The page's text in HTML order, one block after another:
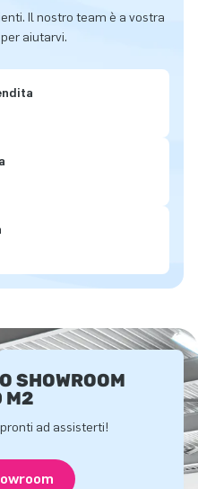
Il nostro team è a vostra
aiutarvi.
SHOWROOM
M2
ad assisterti!